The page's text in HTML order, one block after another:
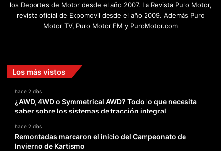
los Deportes de Motor desde el año 2007. La Revista Puro Motor,
revista oficial de Expomovil desde el año 2009. Además Puro
Motor TV, Puro Motor FM y PuroMotor.com
Los más vistos
hace 2 días
¿AWD, 4WD o Symmetrical AWD? Todo lo que necesita
saber sobre los sistemas de tracción integral
hace 2 días
Remontadas marcaron el inicio del Campeonato de
Invierno de Kartismo